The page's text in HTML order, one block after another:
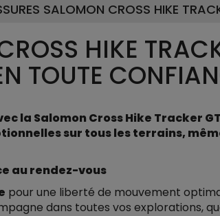
SALOMON CROSS HIKE
HIKE
TOUTE
la Salomon Cross Hike Tracker
sur tous les terrains,
au rendez-vous
pour une liberté de mouvement
dans toutes vos explorations,